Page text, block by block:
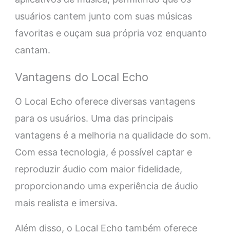
usuários cantem junto com suas músicas
favoritas e ouçam sua própria voz enquanto
cantam.
Vantagens do Local Echo
O Local Echo oferece diversas vantagens
para os usuários. Uma das principais
vantagens é a melhoria na qualidade do som.
Com essa tecnologia, é possível captar e
reproduzir áudio com maior fidelidade,
proporcionando uma experiência de áudio
mais realista e imersiva.
Além disso, o Local Echo também oferece